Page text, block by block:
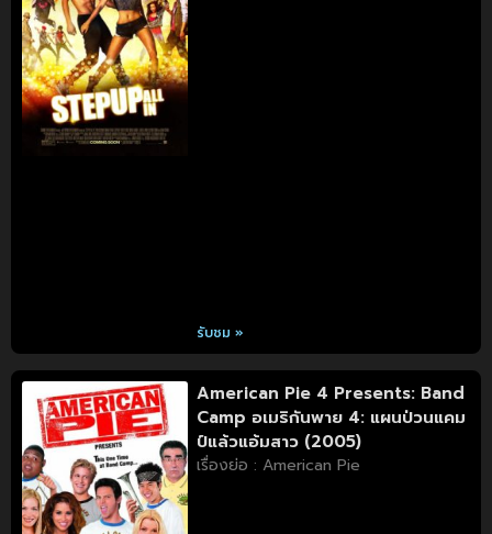
รับชม »
American Pie 4 Presents: Band
Camp อเมริกันพาย 4: แผนป่วนแคม
ป์แล้วแอ้มสาว (2005)
เรื่องย่อ : American Pie